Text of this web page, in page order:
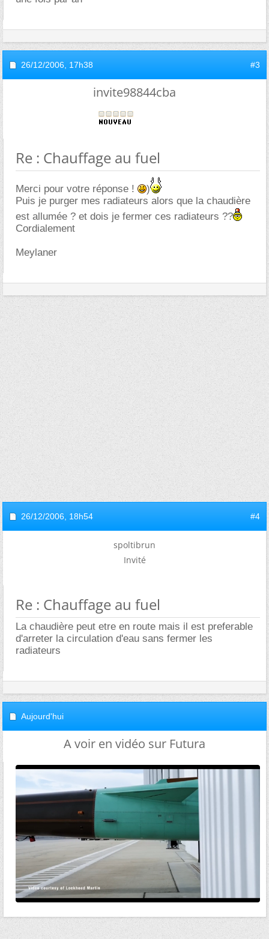
26/12/2006, 17h38 #3
invite98844cba
Re : Chauffage au fuel
Merci pour votre réponse !
)
Puis je purger mes radiateurs alors que la chaudière
est allumée ? et dois je fermer ces radiateurs ??
Cordialement
Meylaner
26/12/2006, 18h54 #4
spoltibrun
Invité
Re : Chauffage au fuel
La chaudière peut etre en route mais il est preferable
d'arreter la circulation d'eau sans fermer les
radiateurs
Aujourd'hui
A voir en vidéo sur Futura